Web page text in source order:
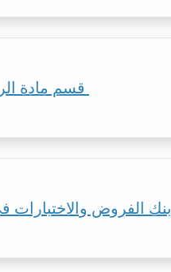
قسم مادة
بنك الفروض والاختبارات في